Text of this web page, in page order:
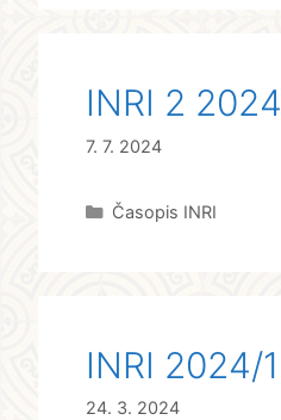
INRI 2 2024
7. 7. 2024
Rubriky
Časopis INRI
INRI 2024/1
24. 3. 2024